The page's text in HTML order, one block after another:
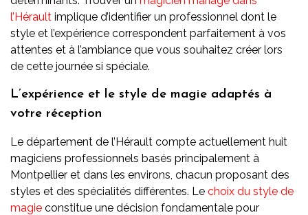
l’Hérault implique d’identifier un professionnel dont le
style et l’expérience correspondent parfaitement à vos
attentes et à l’ambiance que vous souhaitez créer lors
de cette journée si spéciale.
L’expérience et le style de magie adaptés à
votre réception
Le département de l’Hérault compte actuellement huit
magiciens professionnels basés principalement à
Montpellier et dans les environs, chacun proposant des
styles et des spécialités différentes. Le choix du style de
magie constitue une décision fondamentale pour